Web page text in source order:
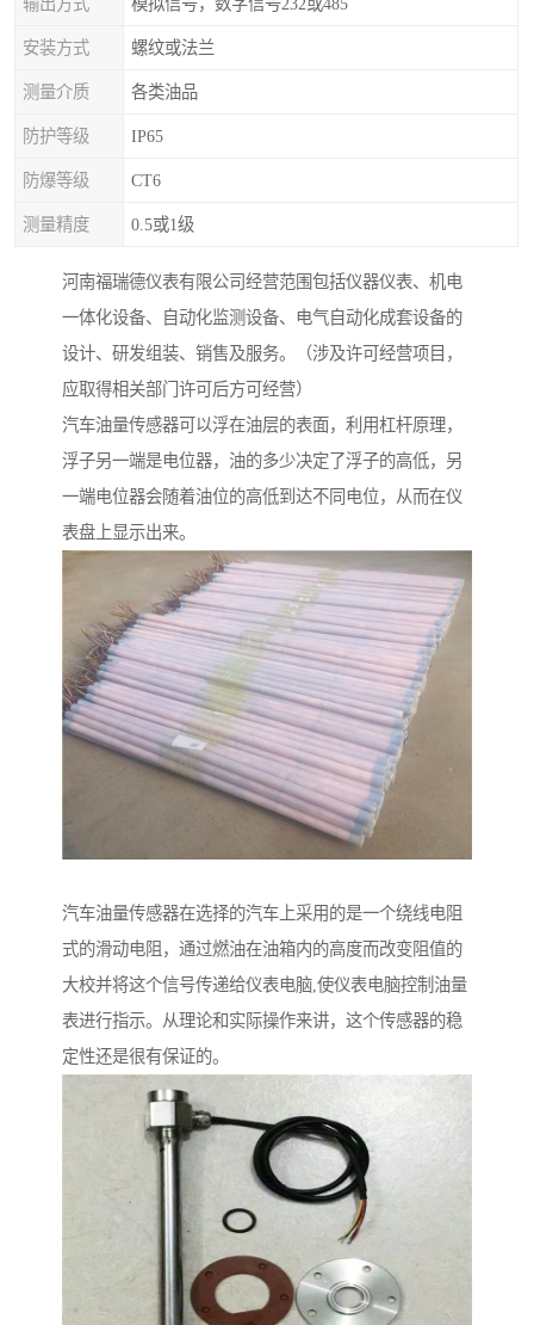
安装方式 螺纹或法兰
测量介质 各类油品
防护等级 IP65
防爆等级 CT6
测量精度 0.5或1级
河南福瑞德仪表有限公司经营范围包括仪器仪表、机电
一体化设备、自动化监测设备、电气自动化成套设备的
设计、研发组装、销售及服务。（涉及许可经营项目，
应取得相关部门许可后方可经营）
汽车油量传感器可以浮在油层的表面，利用杠杆原理，
浮子另一端是电位器，油的多少决定了浮子的高低，另
一端电位器会随着油位的高低到达不同电位，从而在仪
表盘上显示出来。
汽车油量传感器在选择的汽车上采用的是一个绕线电阻
式的滑动电阻，通过燃油在油箱内的高度而改变阻值的
大校并将这个信号传递给仪表电脑,使仪表电脑控制油量
表进行指示。从理论和实际操作来讲，这个传感器的稳
定性还是很有保证的。